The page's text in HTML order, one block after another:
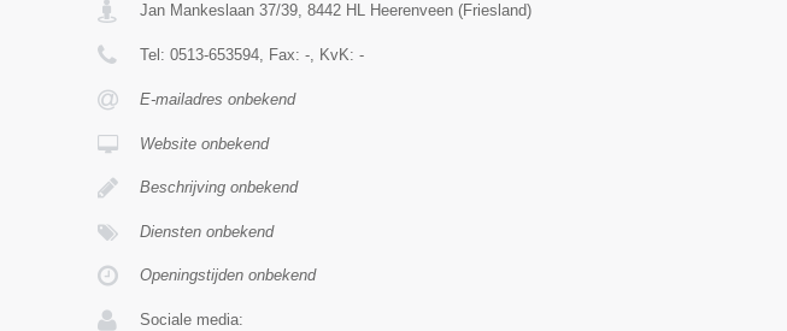
Jan Mankeslaan 37/39, 8442 HL Heerenveen(Friesland)
Tel: 0513-653594, Fax: -, KvK: -
E-mailadres onbekend
Website onbekend
Beschrijving onbekend
Diensten onbekend
Openingstijden onbekend
Sociale media: